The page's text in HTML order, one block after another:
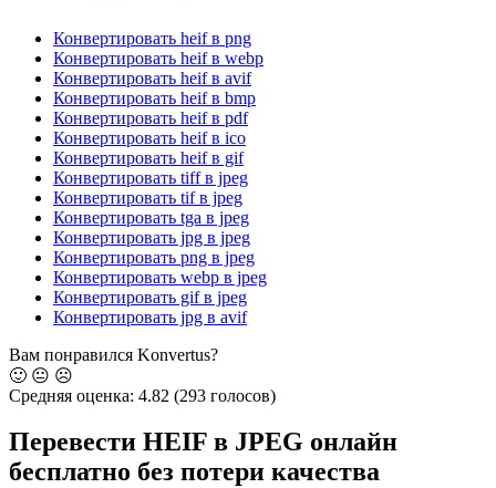
Конвертировать heif в png
Конвертировать heif в webp
Конвертировать heif в avif
Конвертировать heif в bmp
Конвертировать heif в pdf
Конвертировать heif в ico
Конвертировать heif в gif
Конвертировать tiff в jpeg
Конвертировать tif в jpeg
Конвертировать tga в jpeg
Конвертировать jpg в jpeg
Конвертировать png в jpeg
Конвертировать webp в jpeg
Конвертировать gif в jpeg
Конвертировать jpg в avif
Вам понравился Konvertus?
🙂 😐 ☹️
Средняя оценка: 4.82 (293 голосов)
Перевести HEIF в JPEG онлайн
бесплатно без потери качества